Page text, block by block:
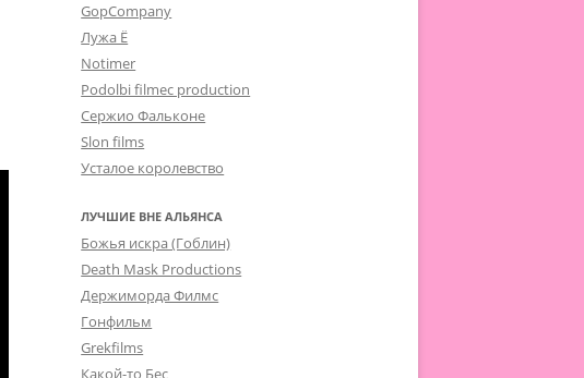
GopCompany
Лужа Ё
Notimer
Podolbi filmec production
Сержио Фальконе
Slon films
Усталое королевство
ЛУЧШИЕ ВНЕ АЛЬЯНСА
Божья искра (Гоблин)
Death Mask Productions
Держиморда Филмс
Гонфильм
Grekfilms
Какой-то Бес